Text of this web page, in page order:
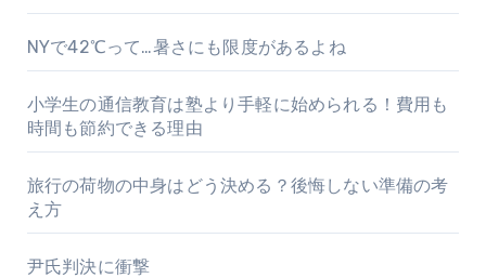
NYで42℃って…暑さにも限度があるよね
小学生の通信教育は塾より手軽に始められる！費用も
時間も節約できる理由
旅行の荷物の中身はどう決める？後悔しない準備の考
え方
尹氏判決に衝撃